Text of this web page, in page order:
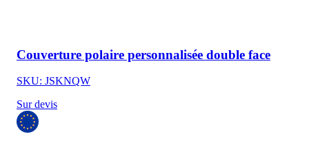
Couverture polaire personnalisée double face
SKU: JSKNQW
Sur devis